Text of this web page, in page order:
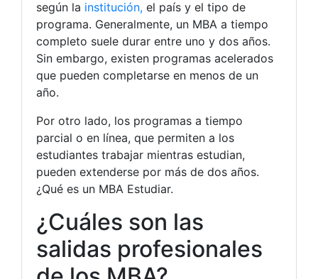
según la institución, el país y el tipo de
programa. Generalmente, un MBA a tiempo
completo suele durar entre uno y dos años.
Sin embargo, existen programas acelerados
que pueden completarse en menos de un
año.
Por otro lado, los programas a tiempo
parcial o en línea, que permiten a los
estudiantes trabajar mientras estudian,
pueden extenderse por más de dos años.
¿Qué es un MBA Estudiar.
¿Cuáles son las
salidas profesionales